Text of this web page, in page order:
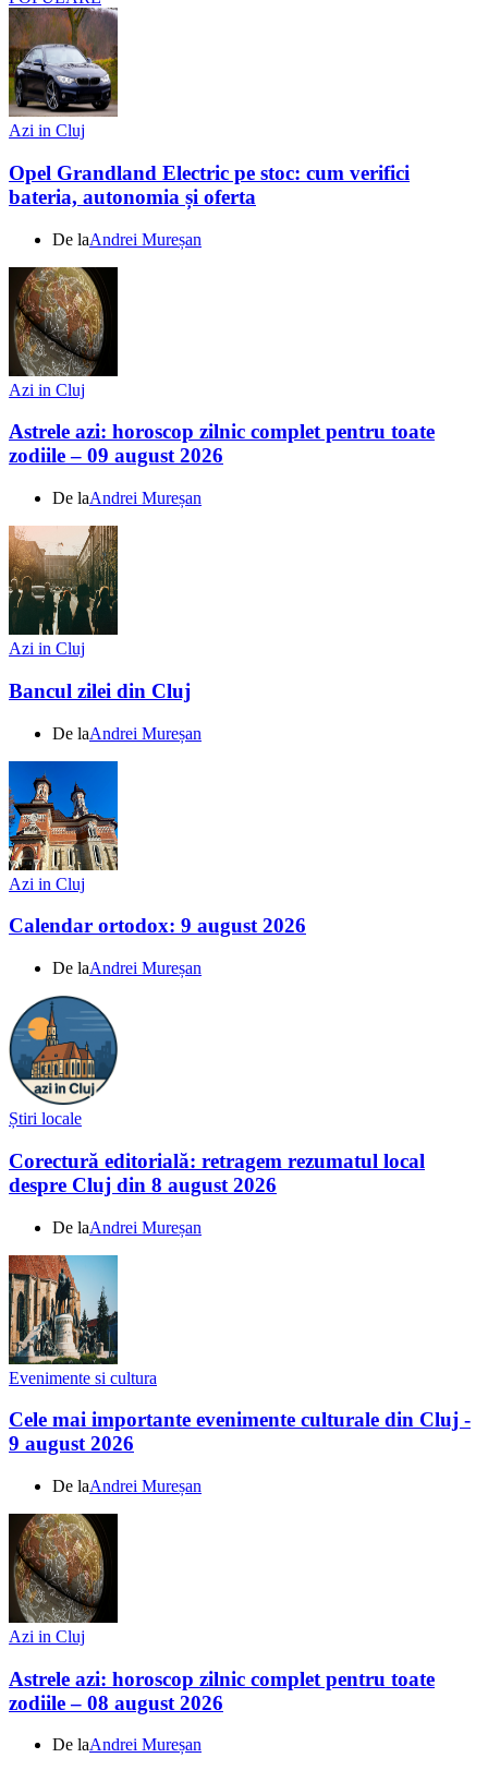
Azi in Cluj
Opel Grandland Electric pe stoc: cum verifici
bateria, autonomia și oferta
De laAndrei Mureșan
Azi in Cluj
Astrele azi: horoscop zilnic complet pentru toate
zodiile – 09 august 2026
De laAndrei Mureșan
Azi in Cluj
Bancul zilei din Cluj
De laAndrei Mureșan
Azi in Cluj
Calendar ortodox: 9 august 2026
De laAndrei Mureșan
Știri locale
Corectură editorială: retragem rezumatul local
despre Cluj din 8 august 2026
De laAndrei Mureșan
Evenimente si cultura
Cele mai importante evenimente culturale din Cluj -
9 august 2026
De laAndrei Mureșan
Azi in Cluj
Astrele azi: horoscop zilnic complet pentru toate
zodiile – 08 august 2026
De laAndrei Mureșan